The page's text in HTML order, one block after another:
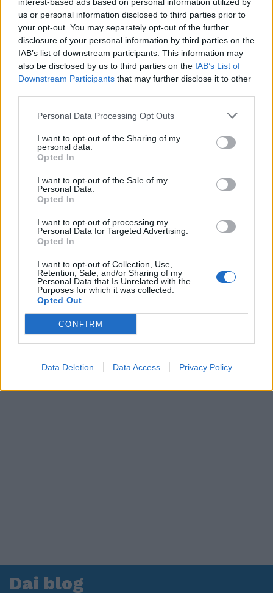
us or personal information disclosed to third parties prior to
your opt-out. You may separately opt-out of the further
disclosure of your personal information by third parties on the
IAB’s list of downstream participants. This information may
also be disclosed by us to third parties on the IAB’s List of
Downstream Participants that may further disclose it to other
Personal Data Processing Opt Outs
I want to opt-out of the Sharing of my
personal data.
Opted In
I want to opt-out of the Sale of my
Personal Data.
Opted In
I want to opt-out of processing my
Personal Data for Targeted Advertising.
Opted In
I want to opt-out of Collection, Use,
Retention, Sale, and/or Sharing of my
Personal Data that Is Unrelated with the
Purposes for which it was collected.
Opted Out
CONFIRM
Data Deletion Data Access Privacy Policy
00:00 01:16
Leonardo Maria Del Vecchio dall'ex compagna
in ospedale. Le dichiarazioni ai giornalisti
Dai blog